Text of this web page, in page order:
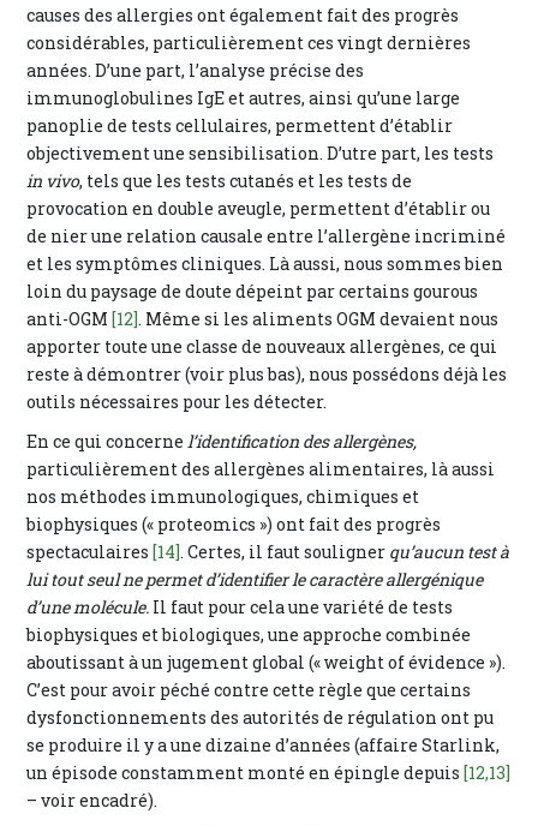
causes des allergies ont également fait des progrès
considérables, particulièrement ces vingt dernières
années. D’une part, l’analyse précise des
immunoglobulines IgE et autres, ainsi qu’une large
panoplie de tests cellulaires, permettent d’établir
objectivement une sensibilisation. D’utre part, les tests
in vivo, tels que les tests cutanés et les tests de
provocation en double aveugle, permettent d’établir ou
de nier une relation causale entre l’allergène incriminé
et les symptômes cliniques. Là aussi, nous sommes bien
loin du paysage de doute dépeint par certains gourous
anti-OGM[12]. Même si les aliments OGM devaient nous
apporter toute une classe de nouveaux allergènes, ce qui
reste à démontrer (voir plus bas), nous possédons déjà les
outils nécessaires pour les détecter.
En ce qui concernel’identification des allergènes,
particulièrement des allergènes alimentaires, là aussi
nos méthodes immunologiques, chimiques et
biophysiques (« proteomics ») ont fait des progrès
spectaculaires[14]. Certes, il faut souligner qu’aucun test à
lui tout seul ne permet d’identifier le caractère allergénique
d’une molécule. Il faut pour cela une variété de tests
biophysiques et biologiques, une approche combinée
aboutissant à un jugement global (« weight of évidence »).
C’est pour avoir péché contre cette règle que certains
dysfonctionnements des autorités de régulation ont pu
se produire il y a une dizaine d’années (affaire Starlink,
un épisode constamment monté en épingle depuis[12,13]
– voir encadré).